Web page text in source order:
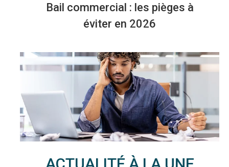
Bail commercial : les pièges à
éviter en 2026